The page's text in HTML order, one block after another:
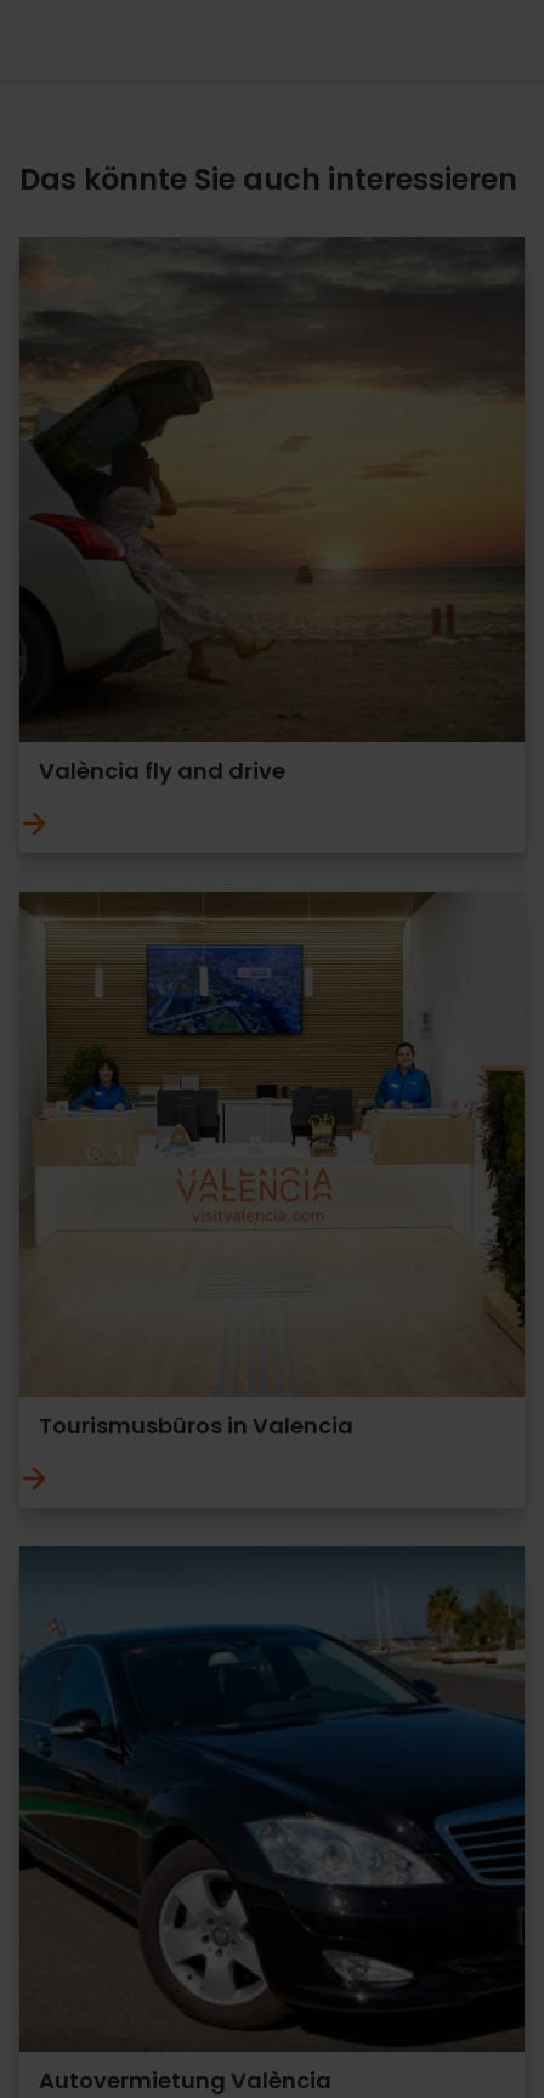
Das könnte Sie auch interessieren
València fly and drive
Tourismusbüros in Valencia
Autovermietung València